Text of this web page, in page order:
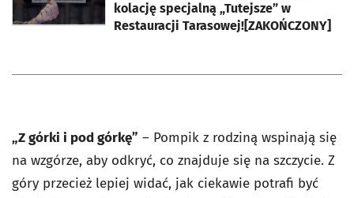
kolację specjalną „Tutejsze” w
Restauracji Tarasowej![ZAKOŃCZONY]
„Z górki i pod górkę” – Pompik z rodziną wspinają się
na wzgórze, aby odkryć, co znajduje się na szczycie. Z
góry przecież lepiej widać, jak ciekawie potrafi być